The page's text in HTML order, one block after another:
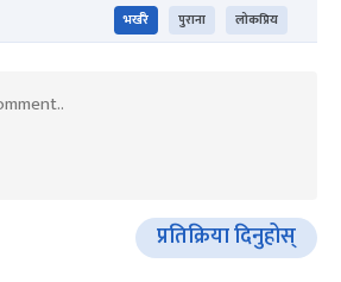
भर्खरै पुराना लोकप्रिय
प्रतिक्रिया दिनुहोस्